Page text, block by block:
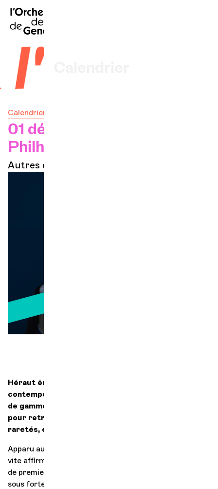
Calendrier
01 déc. 2024 — 20h
Philharmonie de Paris
Autres concerts
Héraut éminent de la chanson française
contemporaine, Dominique A forme une équipe haut
de gamme avec l’Orchestre de chambre de Genève
pour retraverser son répertoire, de classiques en
raretés, et lui apporter de nouvelles sonorités.
Apparu au début des années 1990, Dominique A s’est
vite affirmé comme un auteur-compositeur-interprète
de premier ordre en pratiquant une chanson française
sous forte influence du rock indépendant. Faisant